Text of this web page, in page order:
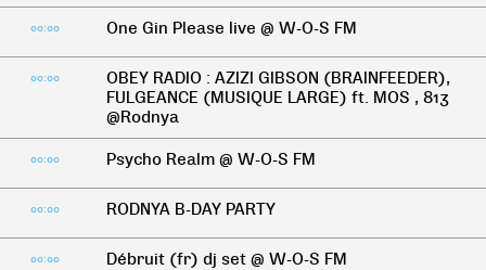
00:00 One Gin Please live @ W-O-S FM
00:00
OBEY RADIO : AZIZI GIBSON (BRAINFEEDER),
FULGEANCE (MUSIQUE LARGE) ft. MOS , 813
@Rodnya
00:00 Psycho Realm @ W-O-S FM
00:00 RODNYA B-DAY PARTY
00:00 Débruit (fr) dj set @ W-O-S FM